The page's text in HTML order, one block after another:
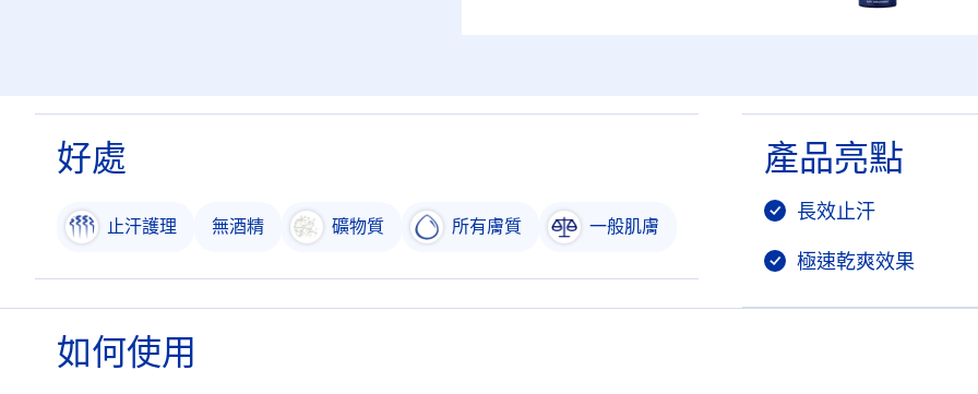
好處
止汗護理 無酒精 礦物質 所有膚質 一般肌膚
產品亮點
長效止汗
極速乾爽效果
如何使用